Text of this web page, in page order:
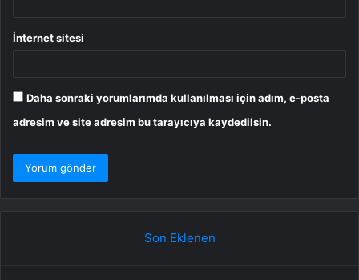
İnternet sitesi
Daha sonraki yorumlarımda kullanılması için adım, e-posta
adresim ve site adresim bu tarayıcıya kaydedilsin.
Son Eklenen